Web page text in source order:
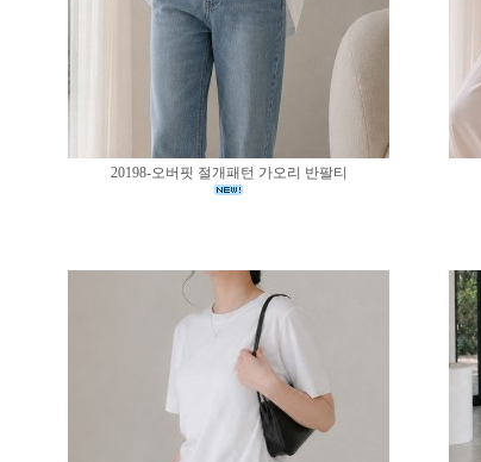
20198-오버핏 절개패턴 가오리 반팔티